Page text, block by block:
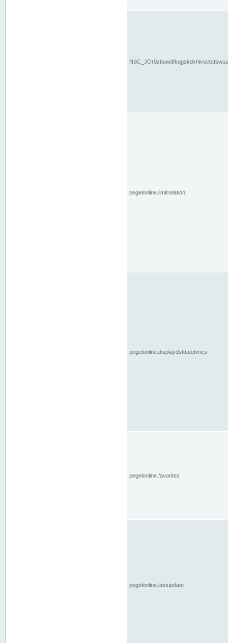
pegelonline.limitrelation
pegelonline.displaydstdatetimes
pegelonline.favorites
pegelonline.lastupdate